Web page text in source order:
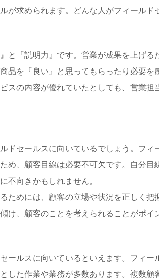
が求められます。どんな人がフィールド
と『説明力』です。営業が成果を上げ
品を『良い』と思ってもらったり必要
スの内容が優れていたとしても、営業
ドセールスに向いているでしょう。フ
め、顧客目線は必要不可欠です。自分目
不向きかもしれません。
ためには、顧客の立場や状況を正しく
け、顧客のことを考えられることがポイ
ールスに向いているといえます。フィ
した作業や業務が多数あります。複数